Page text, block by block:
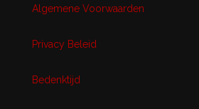
Algemene Voorwaarden
Privacy Beleid
Bedenktijd